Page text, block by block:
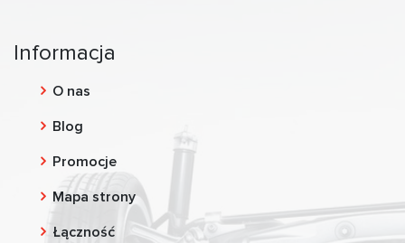
Informacja
O nas
Blog
Promocje
Mapa strony
Łączność